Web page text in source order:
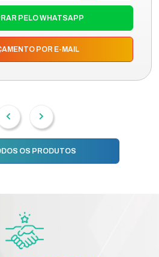
PELO WHATSAPP
POR E-MAIL
OS PRODUTOS